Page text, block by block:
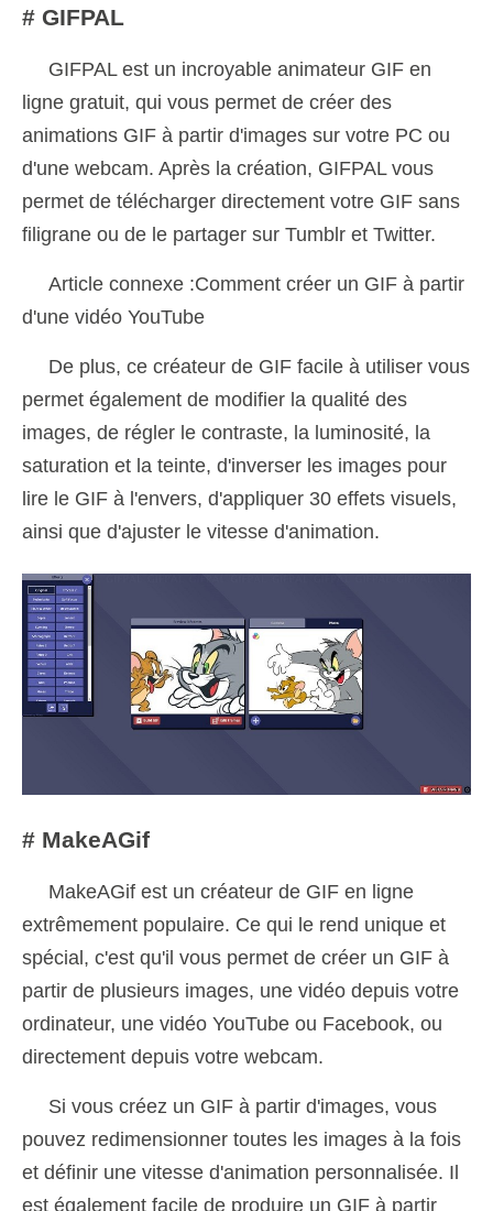
# GIFPAL
GIFPAL est un incroyable animateur GIF en
ligne gratuit, qui vous permet de créer des
animations GIF à partir d'images sur votre PC ou
d'une webcam. Après la création, GIFPAL vous
permet de télécharger directement votre GIF sans
filigrane ou de le partager sur Tumblr et Twitter.
Article connexe :Comment créer un GIF à partir
d'une vidéo YouTube
De plus, ce créateur de GIF facile à utiliser vous
permet également de modifier la qualité des
images, de régler le contraste, la luminosité, la
saturation et la teinte, d'inverser les images pour
lire le GIF à l'envers, d'appliquer 30 effets visuels,
ainsi que d'ajuster le vitesse d'animation.
# MakeAGif
MakeAGif est un créateur de GIF en ligne
extrêmement populaire. Ce qui le rend unique et
spécial, c'est qu'il vous permet de créer un GIF à
partir de plusieurs images, une vidéo depuis votre
ordinateur, une vidéo YouTube ou Facebook, ou
directement depuis votre webcam.
Si vous créez un GIF à partir d'images, vous
pouvez redimensionner toutes les images à la fois
et définir une vitesse d'animation personnalisée. Il
est également facile de produire un GIF à partir